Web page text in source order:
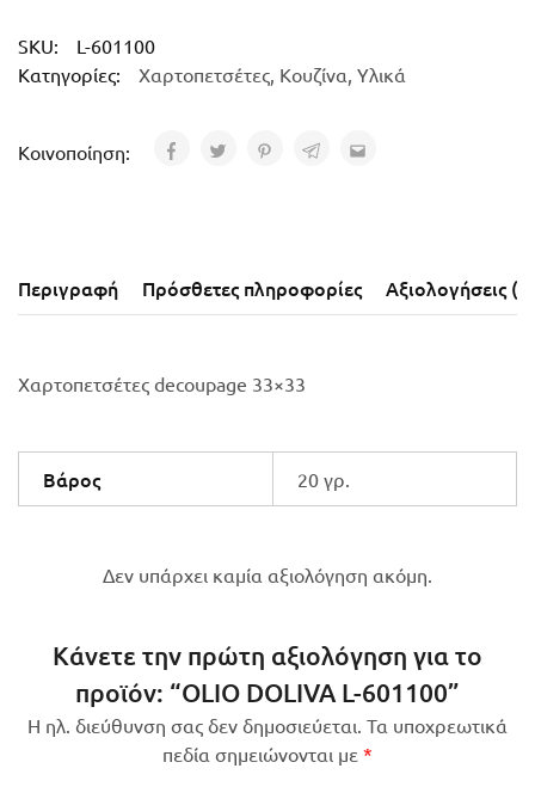
SKU:
L-601100
Κατηγορίες:
Χαρτοπετσέτες, Κουζίνα, Υλικά
Κοινοποίηση:
Περιγραφή Πρόσθετες πληροφορίες Αξιολογήσεις (0)
Χαρτοπετσέτες decoupage 33×33
Βάρος 20 γρ.
Δεν υπάρχει καμία αξιολόγηση ακόμη.
Κάνετε την πρώτη αξιολόγηση για το
προϊόν: “OLIO DOLIVA L-601100”
Η ηλ. διεύθυνση σας δεν δημοσιεύεται. Τα υποχρεωτικά
πεδία σημειώνονται με *